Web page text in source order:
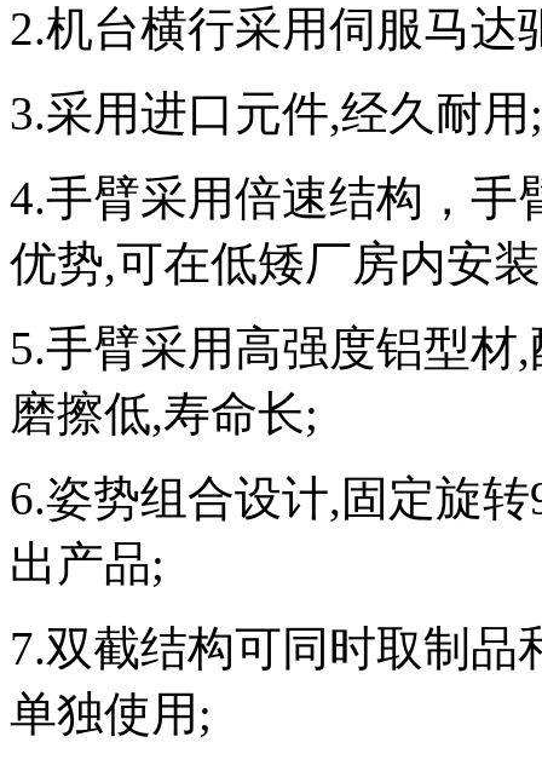
2.机台横行采用伺服马达
3.采用进口元件,经久耐用;
4.手臂采用倍速结构，手
优势,可在低矮厂房内安
5.手臂采用高强度铝型材
磨擦低,寿命长;
6.姿势组合设计,固定旋
出产品;
7.双截结构可同时取制
单独使用;